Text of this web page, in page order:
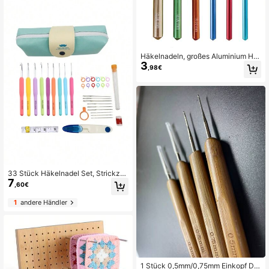
33 Stück Häkelnadel Set, Strickzu
behör in Tasche (Farbe des Zubehö
rs sind zufällig)
7 ,60€
1andere Händler
Häkelnadeln, großes Aluminium Hä
kelnadel Set 7mm, 8mm, 9mm, 10m
m, 12mm, 15mm, große Standardgrö
3 ,98€
1 Stück 0,5mm/0,75mm Einkopf Dre